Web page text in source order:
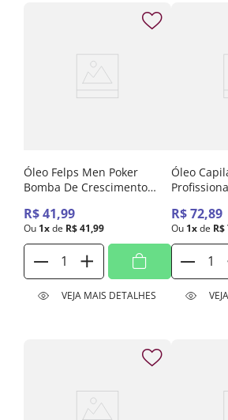
Óleo Felps Men Poker
Bomba De Crescimento
R$41,99
Ou 1xde R$41,99
VEJA MAIS DETALHES
Óleo
R$ 72,89
Ou 1x de R$